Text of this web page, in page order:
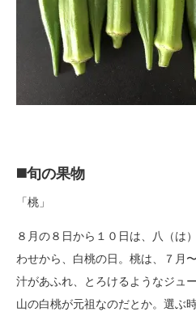
◼️旬の果物
「桃」
８月の８日から１０日は、八（は
わせから、白桃の日。桃は、７月
汁があふれ、とろけるようなジュ
山の白桃が元祖なのだとか。選ぶ